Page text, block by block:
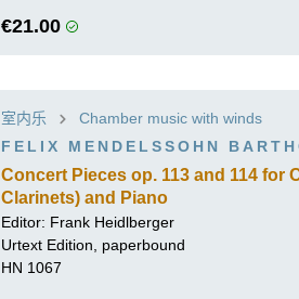
€21.00
室内乐
Chamber music with winds
FELIX MENDELSSOHN
Concert Pieces op. 113 and 114 for
Clarinets) and Piano
Editor: Frank Heidlberger
Urtext Edition, paperbound
HN 1067